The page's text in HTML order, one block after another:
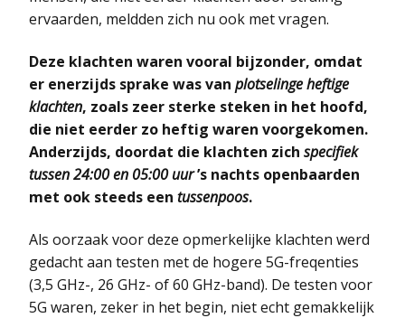
ervaarden, meldden zich nu ook met vragen.
Deze klachten waren vooral bijzonder, omdat
er enerzijds sprake was van plotselinge heftige
klachten, zoals zeer sterke steken in het hoofd,
die niet eerder zo heftig waren voorgekomen.
Anderzijds, doordat die klachten zich specifiek
tussen 24:00 en 05:00 uur’s nachts openbaarden
met ook steeds een tussenpoos.
Als oorzaak voor deze opmerkelijke klachten werd
gedacht aan testen met de hogere 5G-freqenties
(3,5 GHz-, 26 GHz- of 60 GHz-band). De testen voor
5G waren, zeker in het begin, niet echt gemakkelijk